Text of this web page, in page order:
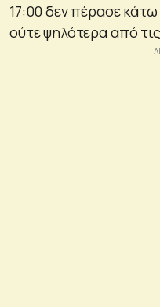
17:00 δεν πέρασε
ούτε ψηλότερα από